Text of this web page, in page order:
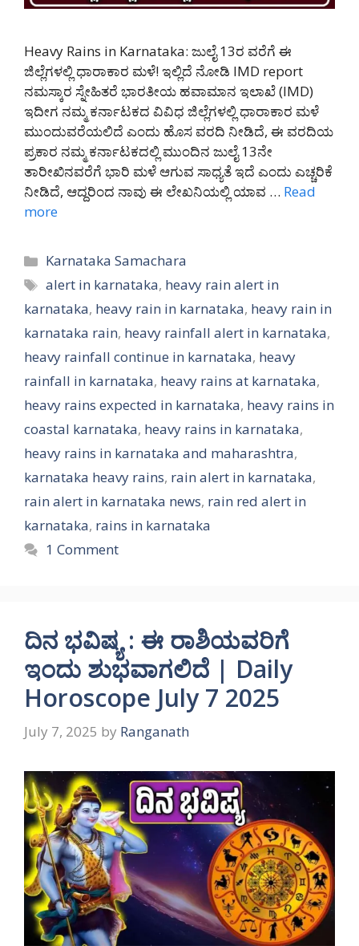
Heavy Rains in Karnataka: ಜುಲೈ 13ರ ವರೆಗೆ ಈ
ಜಿಲ್ಲೆಗಳಲ್ಲಿ ಧಾರಾಕಾರ ಮಳೆ! ಇಲ್ಲಿದೆ ನೋಡಿ IMD report
ನಮಸ್ಕಾರ ಸ್ನೇಹಿತರೆ ಭಾರತೀಯ ಹವಾಮಾನ ಇಲಾಖೆ (IMD)
ಇದೀಗ ನಮ್ಮ ಕರ್ನಾಟಕದ ವಿವಿಧ ಜಿಲ್ಲೆಗಳಲ್ಲಿ ಧಾರಾಕಾರ ಮಳೆ
ಮುಂದುವರೆಯಲಿದೆ ಎಂದು ಹೊಸ ವರದಿ ನೀಡಿದೆ, ಈ ವರದಿಯ
ಪ್ರಕಾರ ನಮ್ಮ ಕರ್ನಾಟಕದಲ್ಲಿ ಮುಂದಿನ ಜುಲೈ 13ನೇ
ತಾರೀಖಿನವರೆಗೆ ಭಾರಿ ಮಳೆ ಆಗುವ ಸಾಧ್ಯತೆ ಇದೆ ಎಂದು ಎಚ್ಚರಿಕೆ
ನೀಡಿದೆ, ಆದ್ದರಿಂದ ನಾವು ಈ ಲೇಖನಿಯಲ್ಲಿ ಯಾವ … Read
more
Categories
Karnataka Samachara
Tags
alert in karnataka, heavy rain alert in
karnataka, heavy rain in karnataka, heavy rain in
karnataka rain, heavy rainfall alert in karnataka,
heavy rainfall continue in karnataka, heavy
rainfall in karnataka, heavy rains at karnataka,
heavy rains expected in karnataka, heavy rains in
coastal karnataka, heavy rains in karnataka,
heavy rains in karnataka and maharashtra,
karnataka heavy rains, rain alert in karnataka,
rain alert in karnataka news, rain red alert in
karnataka, rains in karnataka
1 Comment
ದಿನ ಭವಿಷ್ಯ : ಈ ರಾಶಿಯವರಿಗೆ
ಇಂದು ಶುಭವಾಗಲಿದೆ | Daily
Horoscope July 7 2025
July 7, 2025 by Ranganath